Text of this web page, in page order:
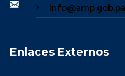
info@amp.gob.pa
Enlaces Externos